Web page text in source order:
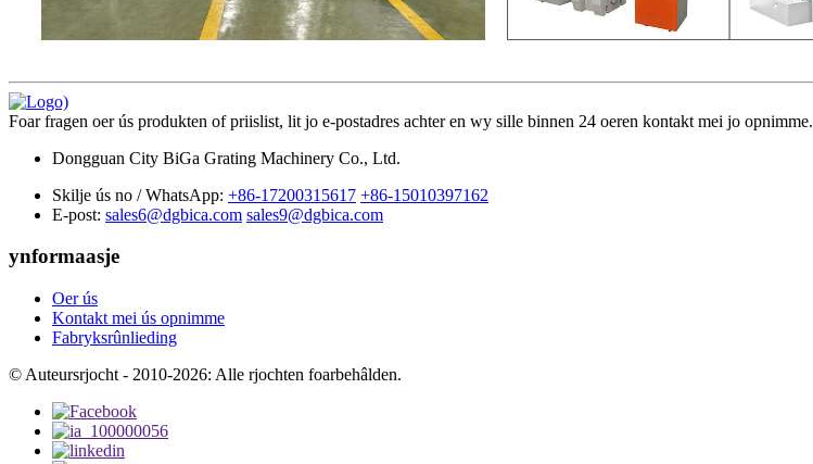
Foar fragen oer ús produkten of priislist, lit jo e-postadres achter en wy sille binnen 24 oeren kontakt mei jo opnimme.
Dongguan City BiGa Grating Machinery Co., Ltd.
Skilje ús no / WhatsApp: +86-17200315617 +86-15010397162
E-post: sales6@dgbica.com sales9@dgbica.com
ynformaasje
Oer ús
Kontakt mei ús opnimme
Fabryksrûnlieding
© Auteursrjocht - 2010-2026: Alle rjochten foarbehâlden.